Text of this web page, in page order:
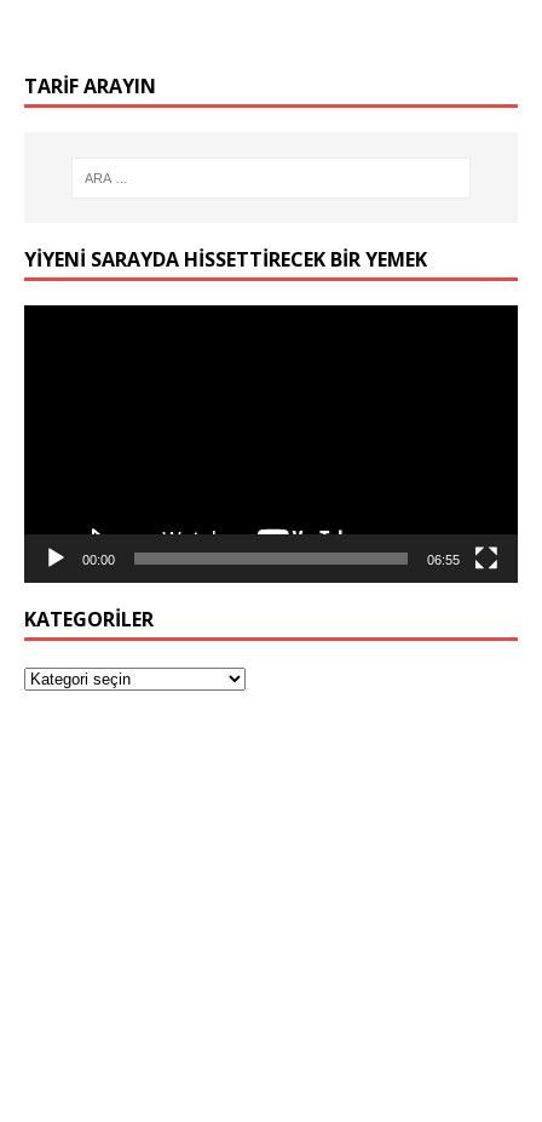
TARIF ARAYIN
YIYENI SARAYDA HISSETTIRECEK BIR YEMEK
00:00 06:55
KATEGORILER